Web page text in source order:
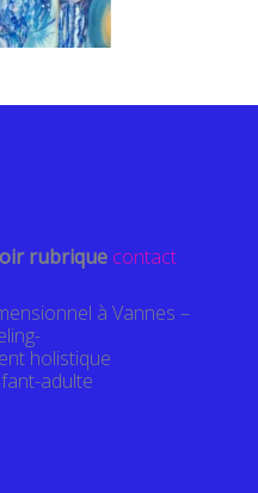
rubrique contact
à Vannes –
holistique
adulte